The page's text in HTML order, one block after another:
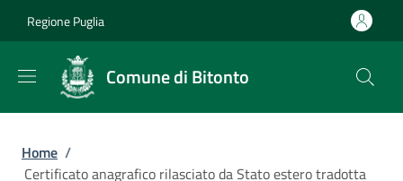
Regione Puglia
Comune di Bitonto
Briciole di pane
Home /
Certificato anagrafico rilasciato da Stato estero tradotta